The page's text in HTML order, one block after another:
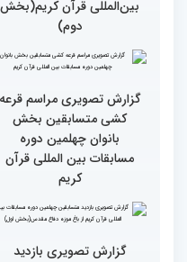
گزارش تصویری دومین روز
رقابت بخش برادران
چهلمین دوره مسابقات
بین‌المللی قرآن کریم(بخش
سوم)
جزئیات دومین روز رقابت
بخش بانوان مسابقات
بین‌المللی قرآن کریم